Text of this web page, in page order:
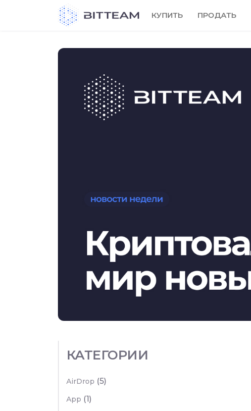
КУПИТЬ ПРОДАТЬ
КАТЕГОРИИ
AirDrop (5)
App (1)